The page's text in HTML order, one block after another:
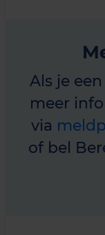
Als je
meer
via
of bel